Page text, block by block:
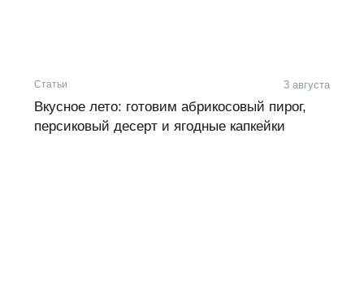
Статьи 3 августа
Вкусное лето: готовим абрикосовый пирог,
персиковый десерт и ягодные капкейки